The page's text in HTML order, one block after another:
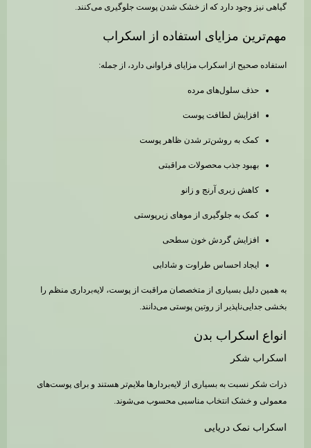
گیاهی نیز وجود دارد که از خشک شدن پوست جلوگیری می‌کنند.
مهم‌ترین مزایای استفاده از اسکراب
استفاده صحیح از اسکراب مزایای فراوانی دارد، از جمله:
حذف سلول‌های مرده
افزایش لطافت پوست
کمک به روشن‌تر شدن ظاهر پوست
بهبود جذب محصولات مراقبتی
کاهش زبری آرنج و زانو
کمک به جلوگیری از موهای زیرپوستی
افزایش گردش خون سطحی
ایجاد احساس طراوت و شادابی
به همین دلیل بسیاری از متخصصان مراقبت از پوست، لایه‌برداری منظم را
بخشی جدایی‌ناپذیر از روتین پوستی می‌دانند.
انواع اسکراب بدن
اسکراب شکر
ذرات شکر نسبت به بسیاری از لایه‌بردارها ملایم‌تر هستند و برای پوست‌های
معمولی و خشک انتخاب مناسبی محسوب می‌شوند.
اسکراب نمک دریایی